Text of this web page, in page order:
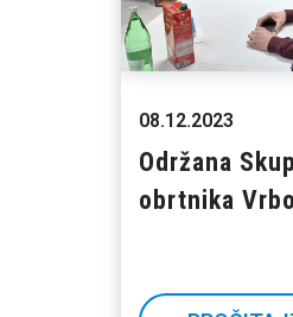
08.12.2023
Održana
obrtnika